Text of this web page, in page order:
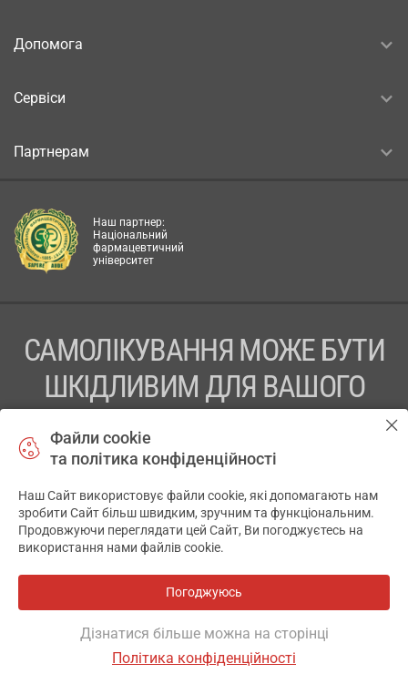
Допомога
Сервіси
Партнерам
Наш партнер:
Національний
фармацевтичний
університет
САМОЛІКУВАННЯ МОЖЕ БУТИ
ШКІДЛИВИМ ДЛЯ ВАШОГО
ПЕРЕД ЗАСТОСУВАННЯМ ПРЕПАРАТУ ПРОКОНСУЛЬТУЙТЕСЬ
ТОВ «АПТЕКА 911.ЮА» Код ЄДРПОУ 43631965.
Відмова від відповідальності
© 2014-2026. Медична інформаційна система АПТЕКА911.ЮА
Файли cookie
та політика конфіденційності
Наш Сайт використовує файли cookie, які допомагають нам
зробити Сайт більш швидким, зручним та функціональним.
Продовжуючи переглядати цей Сайт, Ви погоджуєтесь на
використання нами файлів cookie.
Погоджуюсь
Дізнатися більше можна на сторінці
Політика конфіденційності
✕